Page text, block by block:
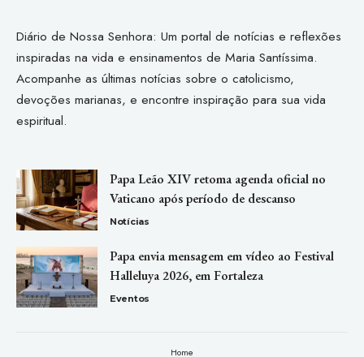
Diário de Nossa Senhora: Um portal de notícias e reflexões
inspiradas na vida e ensinamentos de Maria Santíssima.
Acompanhe as últimas notícias sobre o catolicismo,
devoções marianas, e encontre inspiração para sua vida
espiritual.
Papa Leão XIV retoma agenda oficial no
Vaticano após período de descanso
Notícias
Papa envia mensagem em vídeo ao Festival
Halleluya 2026, em Fortaleza
Eventos
Home